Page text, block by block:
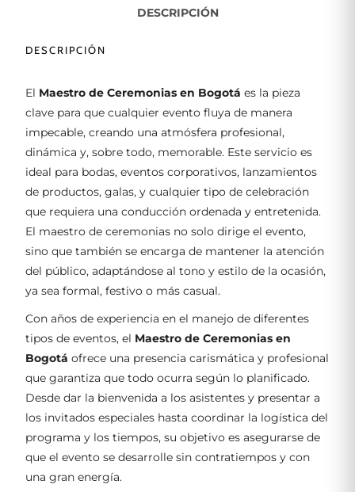
DESCRIPCIÓN
DESCRIPCIÓN
El Maestro de Ceremonias en Bogotá es la pieza
clave para que cualquier evento fluya de manera
impecable, creando una atmósfera profesional,
dinámica y, sobre todo, memorable. Este servicio es
ideal para bodas, eventos corporativos, lanzamientos
de productos, galas, y cualquier tipo de celebración
que requiera una conducción ordenada y entretenida.
El maestro de ceremonias no solo dirige el evento,
sino que también se encarga de mantener la atención
del público, adaptándose al tono y estilo de la ocasión,
ya sea formal, festivo o más casual.
Con años de experiencia en el manejo de diferentes
tipos de eventos, el Maestro de Ceremonias en
Bogotá ofrece una presencia carismática y profesional
que garantiza que todo ocurra según lo planificado.
Desde dar la bienvenida a los asistentes y presentar a
los invitados especiales hasta coordinar la logística del
programa y los tiempos, su objetivo es asegurarse de
que el evento se desarrolle sin contratiempos y con
una gran energía.